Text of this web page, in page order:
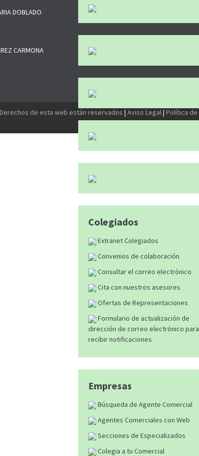
Colegiados
Extranet Colegiados
Convenios de colaboración
Consultar el correo electrónico
Cita con nuestros asesores
Ofertas de Representaciones
Formulario de actualización de
dirección de correo electrónico para
recibir notificaciones
Empresas
Búsqueda de Agente Comercial
Agentes Comerciales con Web
Secciones de Especializados
Colegia a tu Comercial
DOBLADO
CARMONA
de esta web están reservados | Aviso Legal| Política de